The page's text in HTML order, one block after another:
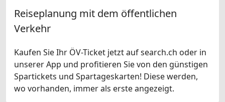
Reiseplanung mit dem öffentlichen
Verkehr
Kaufen Sie Ihr ÖV-Ticket jetzt auf search.ch oder in
unserer App und profitieren Sie von den günstigen
Spartickets und Spartageskarten! Diese werden,
wo vorhanden, immer als erste angezeigt.